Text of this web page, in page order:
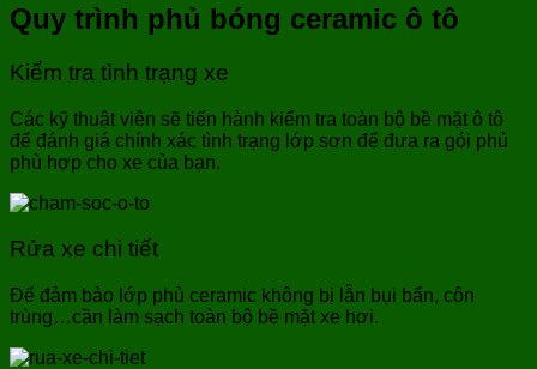
Quy trình phủ bóng ceramic ô tô
Kiểm tra tình trạng xe
Các kỹ thuật viên sẽ tiến hành kiểm tra toàn bộ bề mặt ô tô
để đánh giá chính xác tình trạng lớp sơn để đưa ra gói phủ
phù hợp cho xe của bạn.
Rửa xe chi tiết
Để đảm bảo lớp phủ ceramic không bị lẫn bụi bẩn, côn
trùng…cần làm sạch toàn bộ bề mặt xe hơi.